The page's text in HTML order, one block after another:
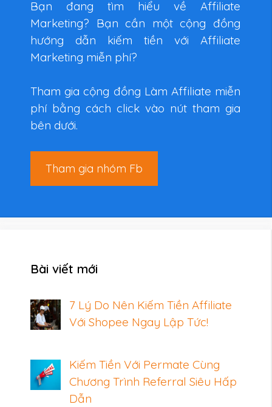
Bạn đang tìm hiểu về Affiliate
Marketing? Bạn cần một cộng đồng
hướng dẫn kiếm tiền với Affiliate
Marketing miễn phí?
Tham gia cộng đồng Làm Affiliate miễn
phí bằng cách click vào nút tham gia
bên dưới.
Tham gia nhóm Fb
Bài viết mới
7 Lý Do Nên Kiếm Tiền Affiliate
Với Shopee Ngay Lập Tức!
Kiếm Tiền Với Permate Cùng
Chương Trình Referral Siêu Hấp
Dẫn